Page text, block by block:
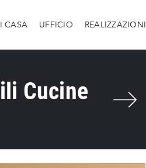
CASA UFFICIO REALIZZAZIONI
Cucine